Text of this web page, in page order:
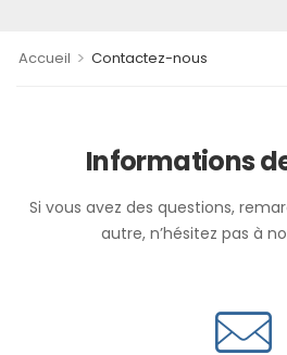
Accueil > Contactez-nous
Informations
Si vous avez des questions,
autre, n’hésitez pas à